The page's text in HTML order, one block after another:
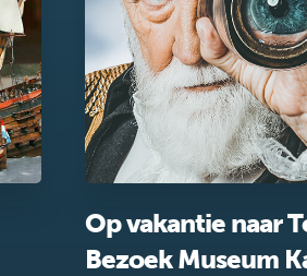
Op vakantie naar
Bezoek Museum